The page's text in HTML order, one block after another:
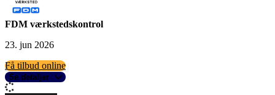
FDM værkstedskontrol
23. jun 2026
Få tilbud online
Se detaljer